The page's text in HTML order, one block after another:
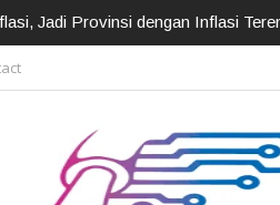
Kapolda: Perkuat Pelayanan Polri